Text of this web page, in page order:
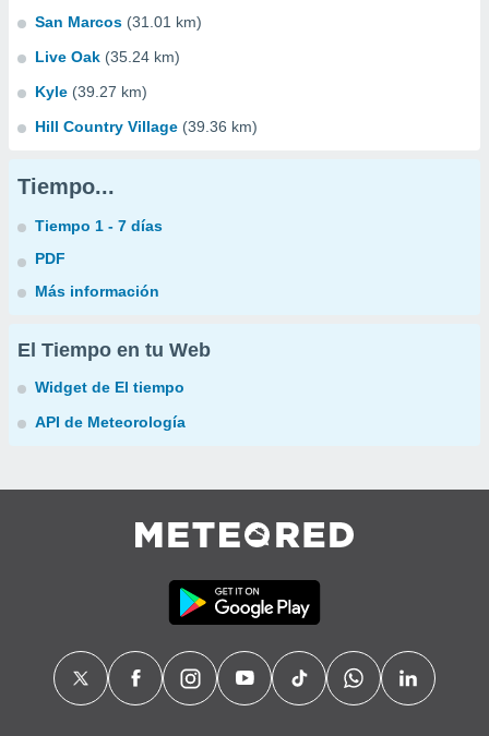
San Marcos (31.01 km)
Live Oak (35.24 km)
Kyle (39.27 km)
Hill Country Village (39.36 km)
Tiempo...
Tiempo 1 - 7 días
PDF
Más información
El Tiempo en tu Web
Widget de El tiempo
API de Meteorología